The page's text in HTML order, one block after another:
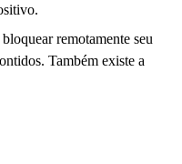
remotamente seu
Também existe a